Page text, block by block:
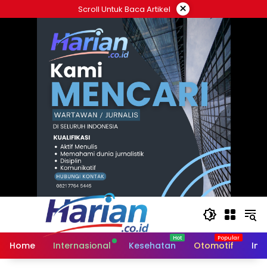
ke
Scroll Untuk Baca Artikel ×
Home Internasional Kesehatan Otomotif